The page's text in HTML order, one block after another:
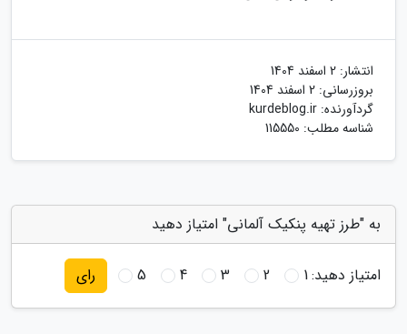
انتشار: 2 اسفند 1404
بروزرسانی: 2 اسفند 1404
گردآورنده: kurdeblog.ir
شناسه مطلب: 115550
به "طرز تهیه پنکیک آلمانی" امتیاز دهید
امتیاز دهید:1
2
3
4
5 رای